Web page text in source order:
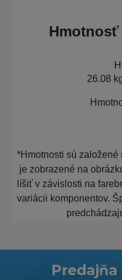
Hmotnosť
26.08
*Hmotnosti sú založené
je zobrazené na
líšiť v závislosti na
variácii komponentov.
Predajňa